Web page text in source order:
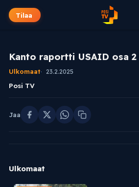
Tilaa
Kanto raportti USAID osa 2
Ulkomaat 23.2.2025
Posi TV
Jaa
Ulkomaat